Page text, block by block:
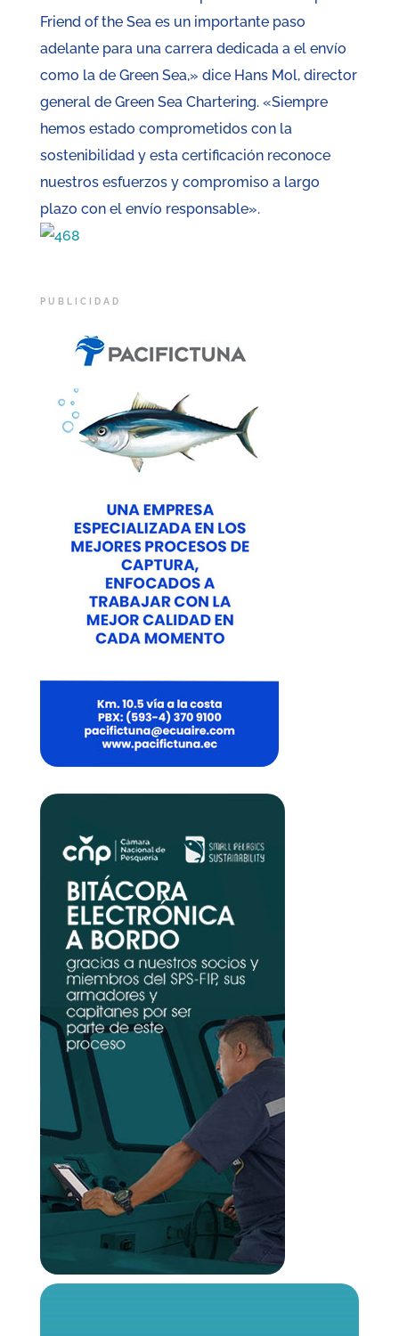
Friend of the Sea es un importante paso
adelante para una carrera dedicada a el envío
como la de Green Sea,» dice Hans Mol, director
general de Green Sea Chartering. «Siempre
hemos estado comprometidos con la
sostenibilidad y esta certificación reconoce
nuestros esfuerzos y compromiso a largo
plazo con el envío responsable».